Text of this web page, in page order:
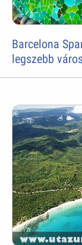
Barcelona
legszebb